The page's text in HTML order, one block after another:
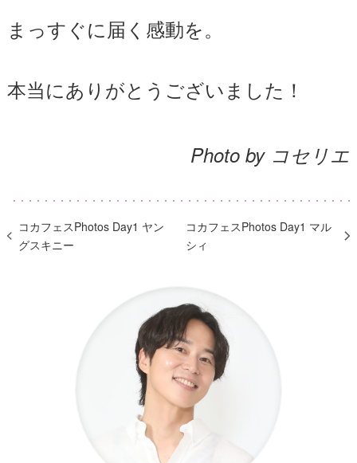
まっすぐに届く感動を。
本当にありがとうございました！
Photo by コセリエ
コカフェスPhotos Day1 ヤン
グスキニー
コカフェスPhotos Day1 マル
シィ